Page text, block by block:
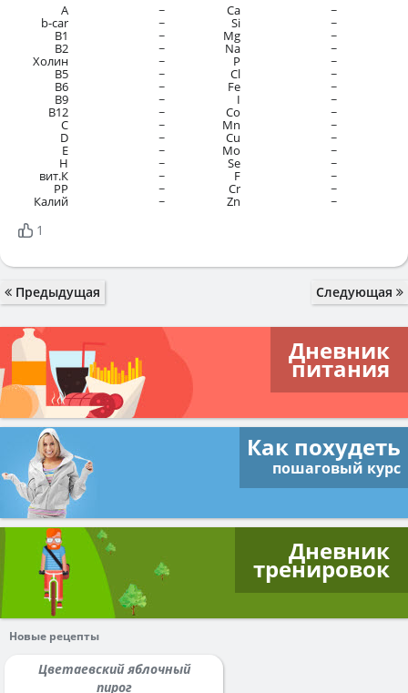
A
~
b-car ~
В1 ~
B2 ~
Холин ~
B5 ~
B6 ~
B9 ~
B12 ~
C ~
D ~
E ~
H ~
вит.К ~
PP ~
Калий ~
Ca ~
Si ~
Mg ~
Na ~
P ~
Cl ~
Fe ~
I ~
Co ~
Mn ~
Cu ~
Mo ~
Se ~
F ~
Cr ~
Zn ~
1
Предыдущая Следующая
Дневник
питания
Как похудеть
пошаговый курс
Дневник
тренировок
Новые рецепты
Цветаевский яблочный
пирог